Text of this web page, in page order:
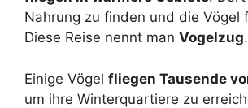
Nahrung zu finden und die Vögel
Diese Reise nennt man Vogelzug.
Einige Vögel fliegen Tausende
um ihre Winterquartiere zu